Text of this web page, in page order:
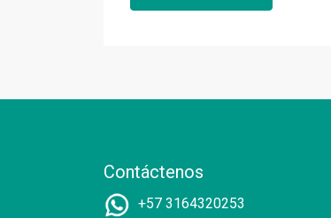
Contáctenos
+57 3164320253